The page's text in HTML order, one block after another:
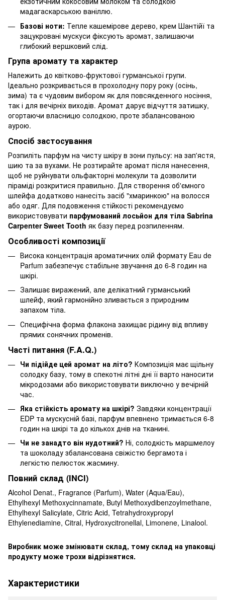
мадагаскарською ваніллю.
Базові ноти: Тепле кашемірове дерево, крем Шантійї та
зацукровані мускуси фіксують аромат, залишаючи
глибокий вершковий слід.
Група аромату та характер
Належить до квітково-фруктової гурманської групи.
Ідеально розкривається в прохолодну пору року (осінь,
зима) та є чудовим вибором як для повсякденного носіння,
так і для вечірніх виходів. Аромат дарує відчуття затишку,
огортаючи власницю солодкою, проте збалансованою
аурою.
Спосіб застосування
Розпиліть парфум на чисту шкіру в зони пульсу: на зап'ястя,
шию та за вухами. Не розтирайте аромат після нанесення,
щоб не руйнувати ольфакторні молекули та дозволити
піраміді розкритися правильно. Для створення об'ємного
шлейфа додатково нанесіть засіб "хмаринкою" на волосся
або одяг. Для подовження стійкості рекомендуємо
використовувати парфумований лосьйон для тіла Sabrina
Carpenter Sweet Tooth як базу перед розпиленням.
Особливості композиції
Висока концентрація ароматичних олій формату Eau de
Parfum забезпечує стабільне звучання до 6-8 годин на
шкірі.
Залишає виражений, але делікатний гурманський
шлейф, який гармонійно зливається з природним
запахом тіла.
Специфічна форма флакона захищає рідину від впливу
прямих сонячних променів.
Часті питання (F.A.Q.)
Чи підійде цей аромат на літо? Композиція має щільну
солодку базу, тому в спекотні літні дні її варто наносити
мікродозами або використовувати виключно у вечірній
час.
Яка стійкість аромату на шкірі? Завдяки концентрації
EDP та мускусній базі, парфум впевнено тримається 6-8
годин на шкірі та до кількох днів на тканині.
Чи не занадто він нудотний? Ні, солодкість маршмелоу
та шоколаду збалансована свіжістю бергамота і
легкістю пелюсток жасмину.
Повний склад (INCI)
Alcohol Denat., Fragrance (Parfum), Water (Aqua/Eau),
Ethylhexyl Methoxycinnamate, Butyl Methoxydibenzoylmethane,
Ethylhexyl Salicylate, Citric Acid, Tetrahydroxypropyl
Ethylenediamine, Citral, Hydroxycitronellal, Limonene, Linalool.
Виробник може змінювати склад, тому склад на упаковці
продукту може трохи відрізнятися.
Характеристики